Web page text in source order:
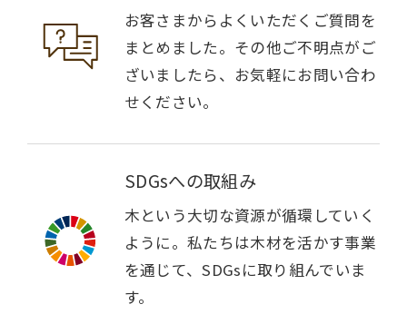
お客さまからよくいただくご質問を
まとめました。その他ご不明点がご
ざいましたら、お気軽にお問い合わ
せください。
SDGsへの取組み
木という大切な資源が循環していく
ように。私たちは木材を活かす事業
を通じて、SDGsに取り組んでいま
す。